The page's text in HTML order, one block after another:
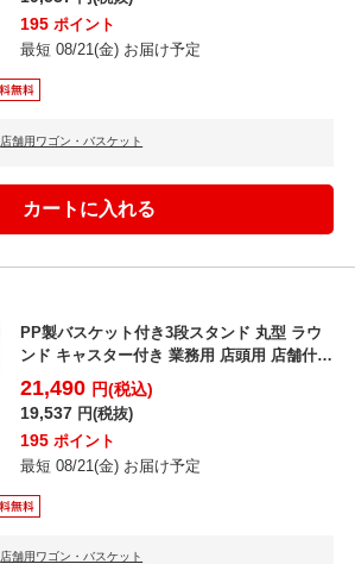
195 ポイント
最短 08/21(金) お届け予定
店舗用ワゴン・バスケット
PP製バスケット付き3段スタンド 丸型 ラウ
ンド キャスター付き 業務用 店頭用 店舗什器
陳列什器...
21,490 円(税込)
19,537 円(税抜)
195 ポイント
最短 08/21(金) お届け予定
店舗用ワゴン・バスケット